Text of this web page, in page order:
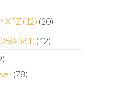
XPZ (12) (20)
361) (12)
(78)